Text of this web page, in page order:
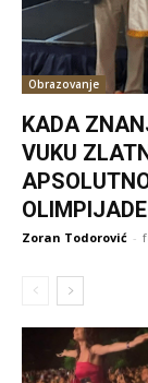
Obrazovanje
KADA
VUKU
Zoran Todorović -